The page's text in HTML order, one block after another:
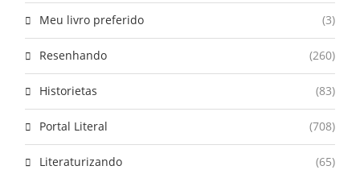
Meu livro preferido (3)
Resenhando (260)
Historietas (83)
Portal Literal (708)
Literaturizando (65)